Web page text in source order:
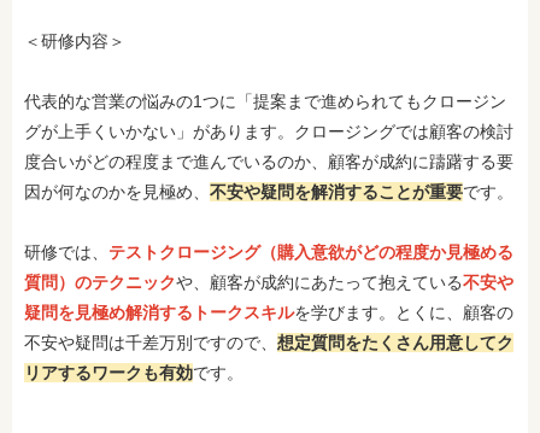
＜研修内容＞
代表的な営業の悩みの1つに「提案まで進められてもクロージン
グが上手くいかない」があります。クロージングでは顧客の検討
度合いがどの程度まで進んでいるのか、顧客が成約に躊躇する要
因が何なのかを見極め、 不安や疑問を解消することが重要です。
研修では、 テストクロージング（購入意欲がどの程度か見極める
質問）のテクニックや、顧客が成約にあたって抱えている不安や
疑問を見極め解消するトークスキルを学びます。とくに、顧客の
不安や疑問は千差万別ですので、 想定質問をたくさん用意してク
リアするワークも有効です。